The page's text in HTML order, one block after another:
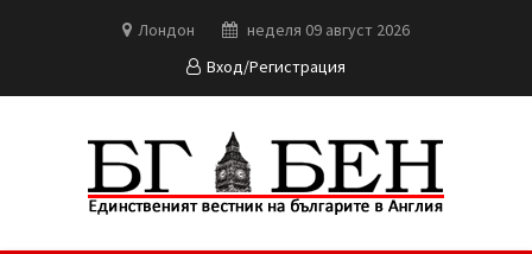
Лондон
неделя 09 август 2026
Вход/Регистрация